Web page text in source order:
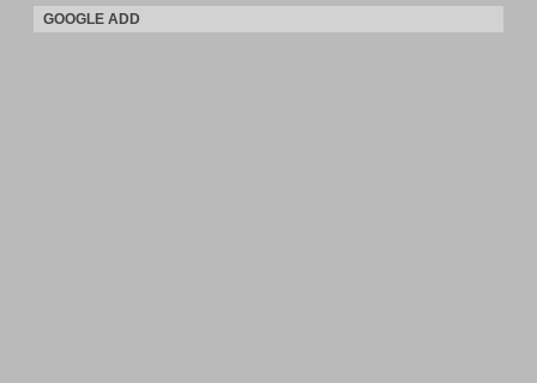
GOOGLE ADD